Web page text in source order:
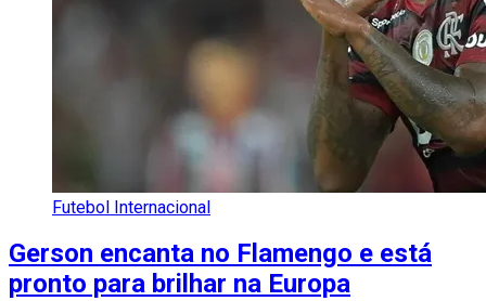
Futebol Internacional
Gerson encanta no Flamengo e está
pronto para brilhar na Europa